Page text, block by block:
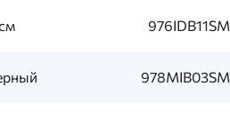
976IDB11SM
978MIB03SM